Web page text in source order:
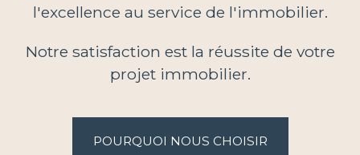
l'excellence au service de l'immobilier.
Notre satisfaction est la réussite de votre
projet immobilier.
POURQUOI NOUS CHOISIR